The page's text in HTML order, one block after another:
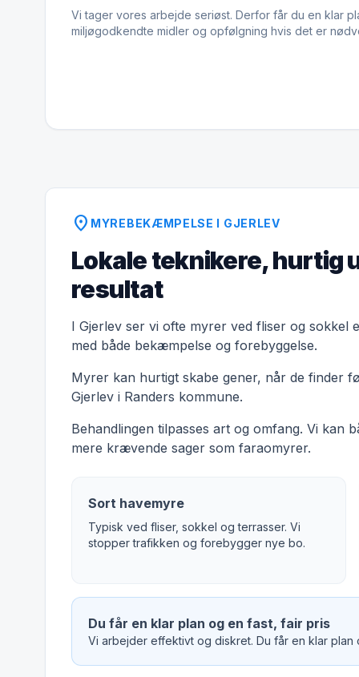
Vi tager vores arbejde seriøst. Derfor får du en klar
miljøgodkendte midler og opfølgning hvis det er
location_on MYREBEKÆMPELSE I GJERLEV
Lokale teknikere, hurtig
resultat
I Gjerlev ser vi ofte myrer ved fliser og
med både bekæmpelse og forebyggelse.
Myrer kan hurtigt skabe gener, når de finder
Gjerlev i Randers kommune.
Behandlingen tilpasses art og omfang. Vi kan
mere krævende sager som faraomyrer.
Sort havemyre
Typisk ved fliser, sokkel og terrasser. Vi
stopper trafikken og forebygger nye bo.
Du får en klar plan og en fast, fair pris
Vi arbejder effektivt og diskret. Du får en klar